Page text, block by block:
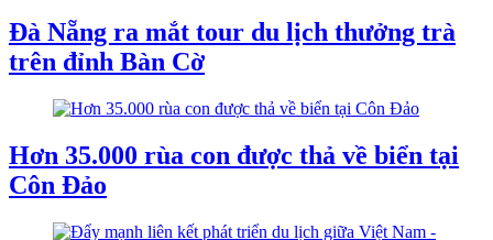
Đà Nẵng ra mắt tour du lịch thưởng trà
trên đỉnh Bàn Cờ
Hơn 35.000 rùa con được thả về biển tại
Côn Đảo